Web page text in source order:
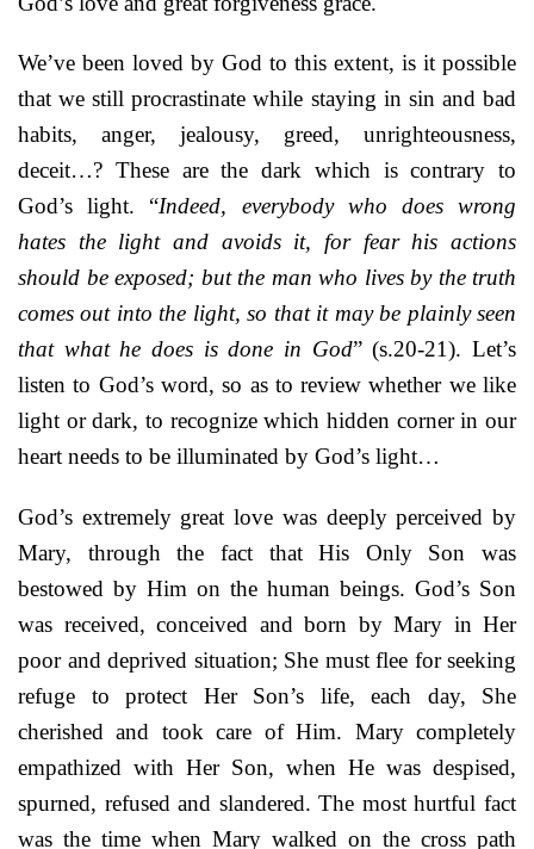
We’ve been loved by God to this extent, is it possible
that we still procrastinate while staying in sin and bad
habits, anger, jealousy, greed, unrighteousness,
deceit…? These are the dark which is contrary to
God’s light. “Indeed, everybody who does wrong
hates the light and avoids it, for fear his actions
should be exposed; but the man who lives by the truth
comes out into the light, so that it may be plainly seen
that what he does is done in God” (s.20-21). Let’s
listen to God’s word, so as to review whether we like
light or dark, to recognize which hidden corner in our
heart needs to be illuminated by God’s light…
God’s extremely great love was deeply perceived by
Mary, through the fact that His Only Son was
bestowed by Him on the human beings. God’s Son
was received, conceived and born by Mary in Her
poor and deprived situation; She must flee for seeking
refuge to protect Her Son’s life, each day, She
cherished and took care of Him. Mary completely
empathized with Her Son, when He was despised,
spurned, refused and slandered. The most hurtful fact
was the time when Mary walked on the cross path